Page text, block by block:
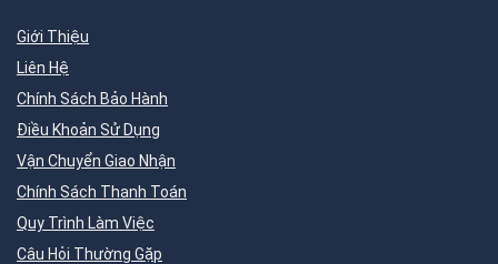
Giới Thiệu
Liên Hệ
Chính Sách Bảo Hành
Điều Khoản Sử Dụng
Vận Chuyển Giao Nhận
Chính Sách Thanh Toán
Quy Trình Làm Việc
Câu Hỏi Thường Gặp